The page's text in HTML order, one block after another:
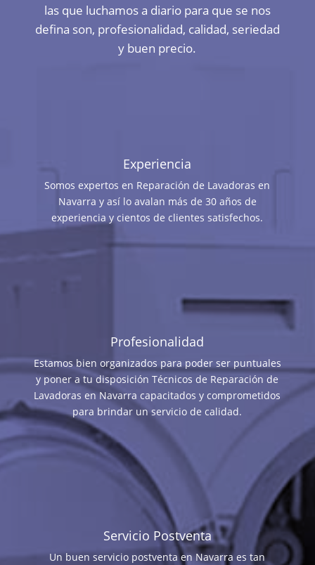
las que luchamos a diario para que se nos
defina son, profesionalidad, calidad, seriedad
y buen precio.
Experiencia
Somos expertos en Reparación de Lavadoras en
Navarra y así lo avalan más de 30 años de
experiencia y cientos de clientes satisfechos.
Profesionalidad
Estamos bien organizados para poder ser puntuales
y poner a tu disposición Técnicos de Reparación de
Lavadoras en Navarra capacitados y comprometidos
para brindar un servicio de calidad.
Servicio Postventa
Un buen servicio postventa en Navarra es tan